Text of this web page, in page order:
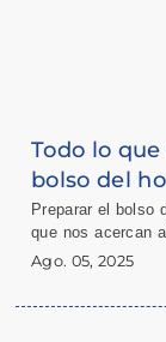
Todo lo
bolso del
Preparar el bolso
que nos acercan
eso, queremos
Ago. 05, 2025